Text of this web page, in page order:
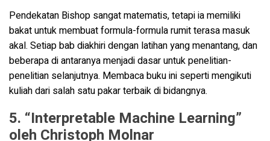
Pendekatan Bishop sangat matematis, tetapi ia memiliki
bakat untuk membuat formula-formula rumit terasa masuk
akal. Setiap bab diakhiri dengan latihan yang menantang, dan
beberapa di antaranya menjadi dasar untuk penelitian-
penelitian selanjutnya. Membaca buku ini seperti mengikuti
kuliah dari salah satu pakar terbaik di bidangnya.
5. “Interpretable Machine Learning”
oleh Christoph Molnar